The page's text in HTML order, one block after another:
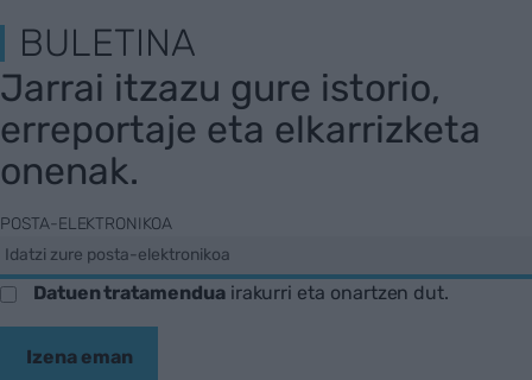
BULETINA
Jarrai itzazu gure istorio,
erreportaje eta elkarrizketa
onenak.
POSTA-ELEKTRONIKOA
Datuen tratamenduairakurri eta onartzen dut.
Izena eman